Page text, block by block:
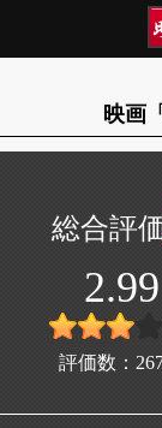
映画
2.99
評価数：